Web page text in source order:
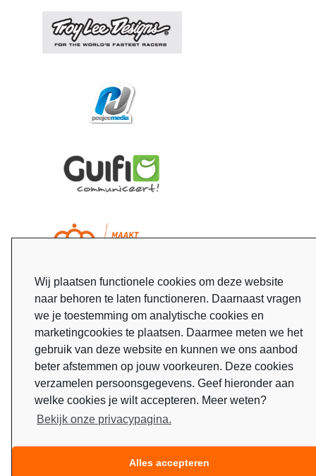
Wij plaatsen functionele cookies om deze website
naar behoren te laten functioneren. Daarnaast vragen
we je toestemming om analytische cookies en
marketingcookies te plaatsen. Daarmee meten we het
gebruik van deze website en kunnen we ons aanbod
beter afstemmen op jouw voorkeuren. Deze cookies
verzamelen persoonsgegevens. Geef hieronder aan
welke cookies je wilt accepteren. Meer weten?
Bekijk onze privacypagina.
Alles accepteren